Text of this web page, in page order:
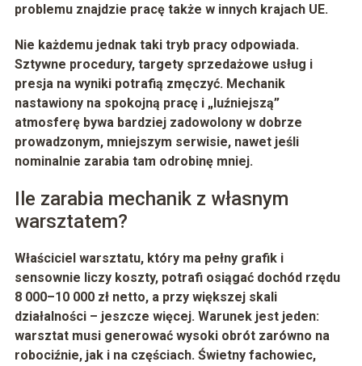
problemu znajdzie pracę także w innych krajach UE.
Nie każdemu jednak taki tryb pracy odpowiada.
Sztywne procedury, targety sprzedażowe usług i
presja na wyniki potrafią zmęczyć. Mechanik
nastawiony na spokojną pracę i „luźniejszą”
atmosferę bywa bardziej zadowolony w dobrze
prowadzonym, mniejszym serwisie, nawet jeśli
nominalnie zarabia tam odrobinę mniej.
Ile zarabia mechanik z własnym
warsztatem?
Właściciel warsztatu, który ma pełny grafik i
sensownie liczy koszty, potrafi osiągać dochód rzędu
8 000–10 000 zł netto, a przy większej skali
działalności – jeszcze więcej. Warunek jest jeden:
warsztat musi generować wysoki obrót zarówno na
robociźnie, jak i na częściach. Świetny fachowiec,